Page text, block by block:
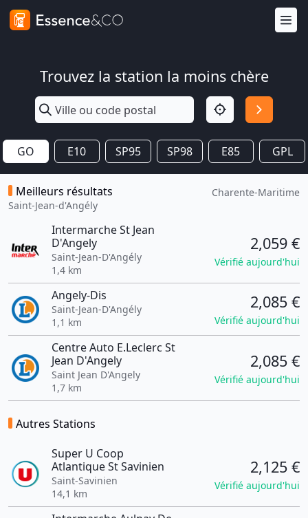
Trouvez la station la moins chère
GO E10 SP95 SP98 E85 GPL
Meilleurs résultats
Saint-Jean-d'Angély
Charente-Maritime
Intermarche St Jean
D'Angely
Saint-Jean-D'Angély
1,4 km
2,059 €
Vérifié aujourd'hui
Angely-Dis
Saint-Jean-D'Angély
1,1 km
2,085 €
Vérifié aujourd'hui
Centre Auto E.Leclerc St
Jean D'Angely
Saint Jean D'Angely
1,7 km
2,085 €
Vérifié aujourd'hui
Autres Stations
Super U Coop
Atlantique St Savinien
Saint-Savinien
14,1 km
2,125 €
Vérifié aujourd'hui